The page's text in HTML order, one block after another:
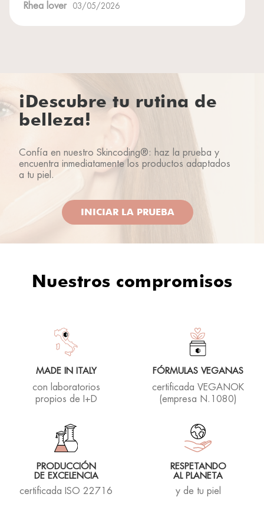
Rhea lover 03/05/2026
¡Descubre tu rutina de
belleza!
Confía en nuestro Skincoding®: haz la prueba y
encuentra inmediatamente los productos adaptados
a tu piel.
INICIAR LA PRUEBA
Nuestros compromisos
MADE IN ITALY
con laboratorios
propios de I+D
FÓRMULAS VEGANAS
certificada VEGANOK
(empresa N.1080)
PRODUCCIÓN
DE EXCELENCIA
certificada ISO 22716
RESPETANDO
AL PLANETA
y de tu piel